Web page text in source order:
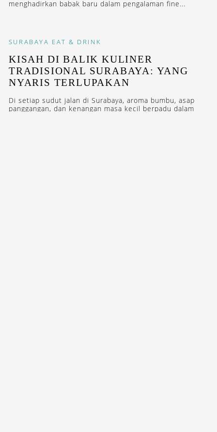
menghadirkan babak baru dalam pengalaman fine...
SURABAYA EAT & DRINK
KISAH DI BALIK KULINER
TRADISIONAL SURABAYA: YANG
NYARIS TERLUPAKAN
Di setiap sudut jalan di Surabaya, aroma bumbu, asap
panggangan, dan kenangan masa kecil berpadu dalam